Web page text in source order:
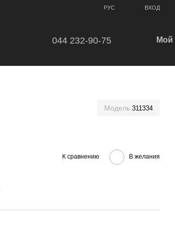
РУС ВХОД
044 232-90-75 Мой
Модель 311334
К сравнению В желания